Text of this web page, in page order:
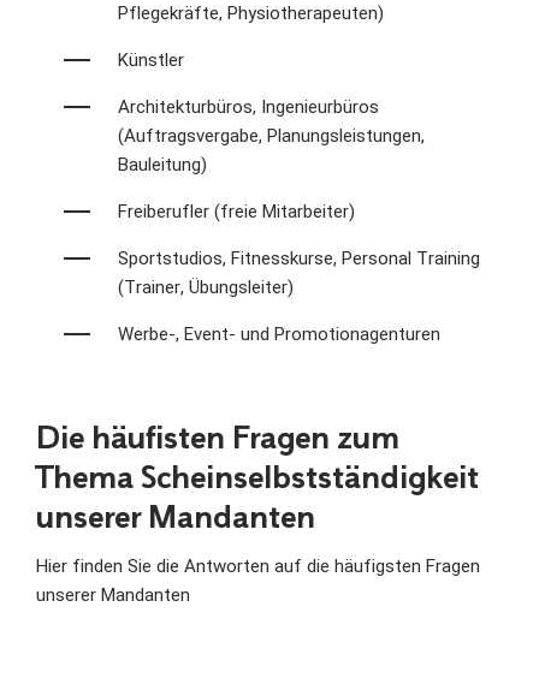
Pflegekräfte, Physiotherapeuten)
Künstler
Architekturbüros, Ingenieurbüros
(Auftragsvergabe, Planungsleistungen,
Bauleitung)
Freiberufler (freie Mitarbeiter)
Sportstudios, Fitnesskurse, Personal Training
(Trainer, Übungsleiter)
Werbe-, Event- und Promotionagenturen
Die häufisten Fragen zum
Thema Scheinselbstständigkeit
unserer Mandanten
Hier finden Sie die Antworten auf die häufigsten Fragen
unserer Mandanten